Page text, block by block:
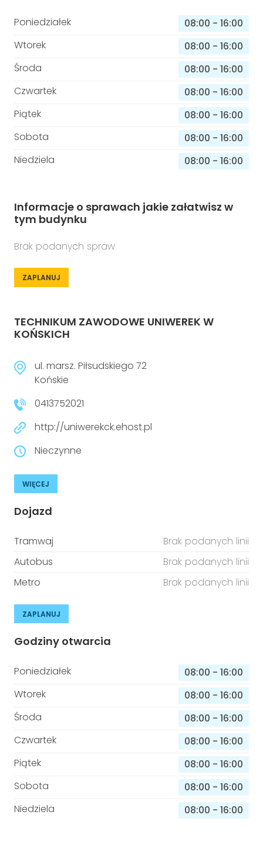
Poniedziałek 08:00 - 16:00
Wtorek
08:00 - 16:00
Środa
08:00 - 16:00
Czwartek
08:00 - 16:00
Piątek
08:00 - 16:00
Sobota
08:00 - 16:00
Niedziela
08:00 - 16:00
Informacje o sprawach jakie załatwisz w
tym budynku
Brak podanych spraw
ZAPLANUJ
TECHNIKUM ZAWODOWE UNIWEREK W
KOŃSKICH
ul. marsz. Piłsudskiego 72
Końskie
0413752021
http://uniwerekck.ehost.pl
Nieczynne
WIĘCEJ
Dojazd
Tramwaj
Brak podanych linii
Autobus
Brak podanych linii
Metro
Brak podanych linii
ZAPLANUJ
Godziny otwarcia
Poniedziałek 08:00 - 16:00
Wtorek
08:00 - 16:00
Środa
08:00 - 16:00
Czwartek
08:00 - 16:00
Piątek
08:00 - 16:00
Sobota
08:00 - 16:00
Niedziela
08:00 - 16:00